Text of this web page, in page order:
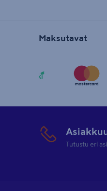
Maksutavat
Tutustu eri